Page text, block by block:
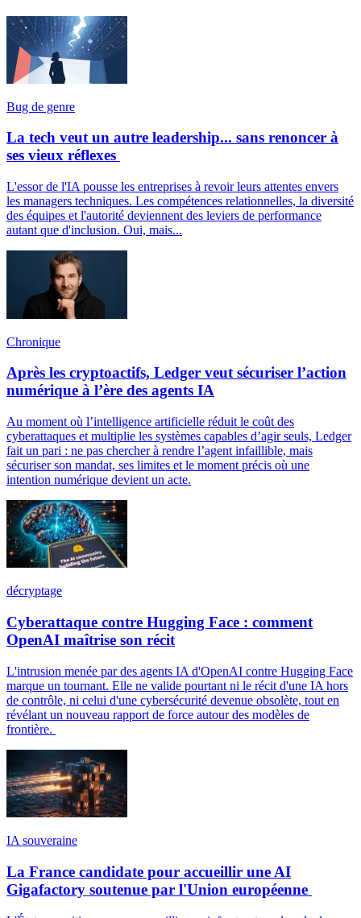
Bug de genre
La tech veut un autre leadership... sans renoncer à
ses vieux réflexes
L'essor de l'IA pousse les entreprises à revoir leurs attentes envers
les managers techniques. Les compétences relationnelles, la diversité
des équipes et l'autorité deviennent des leviers de performance
autant que d'inclusion. Oui, mais...
Chronique
Après les cryptoactifs, Ledger veut sécuriser l’action
numérique à l’ère des agents IA
Au moment où l’intelligence artificielle réduit le coût des
cyberattaques et multiplie les systèmes capables d’agir seuls, Ledger
fait un pari : ne pas chercher à rendre l’agent infaillible, mais
sécuriser son mandat, ses limites et le moment précis où une
intention numérique devient un acte.
décryptage
Cyberattaque contre Hugging Face : comment
OpenAI maîtrise son récit
L'intrusion menée par des agents IA d'OpenAI contre Hugging Face
marque un tournant. Elle ne valide pourtant ni le récit d'une IA hors
de contrôle, ni celui d'une cybersécurité devenue obsolète, tout en
révélant un nouveau rapport de force autour des modèles de
frontière.
IA souveraine
La France candidate pour accueillir une AI
Gigafactory soutenue par l'Union européenne